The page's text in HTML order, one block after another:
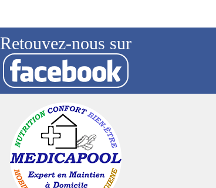
Retouvez-nous sur